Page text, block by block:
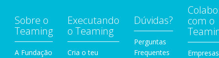
Sobre o
Teaming
A Fundação
Executando
o Teaming
Cria o teu
Dúvidas?
Perguntas
Frequentes
com o
Empresas